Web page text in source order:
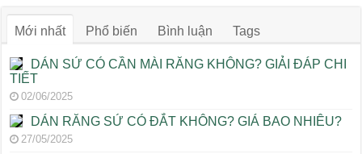
Mới nhất Phổ biến Bình luận Tags
DÁN SỨ CÓ CẦN MÀI RĂNG KHÔNG? GIẢI ĐÁP CHI
TIẾT
02/06/2025
DÁN RĂNG SỨ CÓ ĐẮT KHÔNG? GIÁ BAO NHIÊU?
27/05/2025